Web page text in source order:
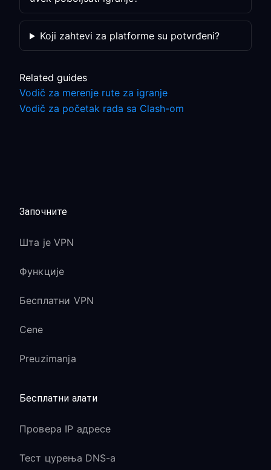
Koji zahtevi za platforme su potvrđeni?
Related guides
Vodič za merenje rute za igranje
Vodič za početak rada sa Clash-om
Започните
Шта је VPN
Функције
Бесплатни VPN
Cene
Preuzimanja
Бесплатни алати
Провера IP адресе
Тест цурења DNS-а